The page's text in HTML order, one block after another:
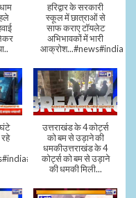
हरिद्वार के सरकारी
स्कूल में छात्राओं से
साफ कराए टॉयलेट
अभिभावकों में भारी
आक्रोश...#news#india
उत्तराखंड के 4 कोर्ट्स
को बम से उड़ाने की
धमकीउत्तराखंड के 4
कोर्ट्स को बम से उड़ाने
की धमकी मिली...